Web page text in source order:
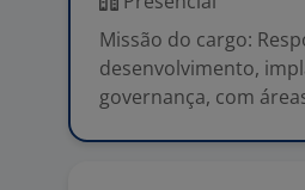
Missão do cargo:
desenvolvimento,
governança, com